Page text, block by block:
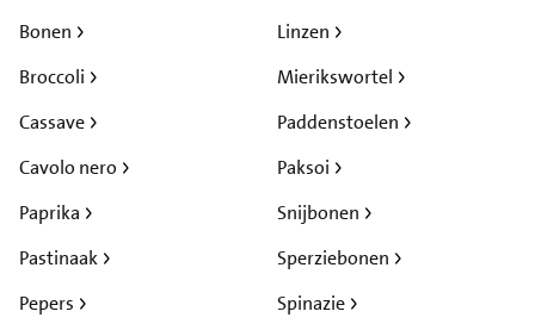
Bonen
Broccoli
Cassave
Cavolo nero
Linzen
Mierikswortel
Paddenstoelen
Paksoi
Paprika
Pastinaak
Pepers
Snijbonen
Sperziebonen
Spinazie